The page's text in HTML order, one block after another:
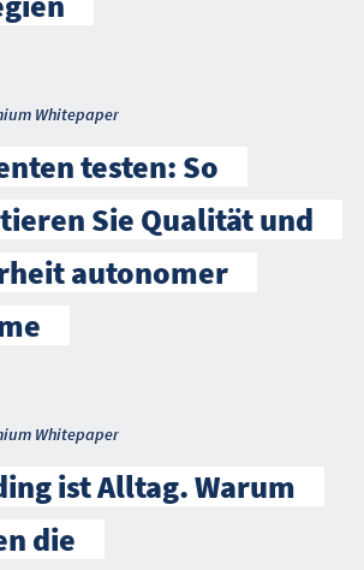
Whitepaper
testen: So
Sie Qualität und
autonomer
Whitepaper
ist Alltag. Warum
die